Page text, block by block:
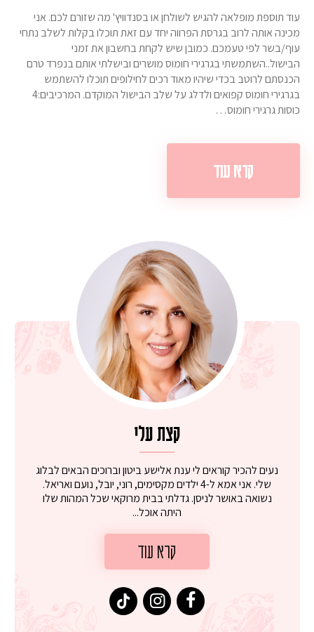
עוד תוספת מופלאה להגיש לשולחן או בסנדוויץ' מה שזורם לכם. אני
מכינה אותה לרוב בגרסת הפרווה יחד עם זאת תוכלו בקלות לשלב נתחי
עוף/בשר לפי טעמכם. כמובן שיש לקחת בחשבון את זמני
הבישול..השתמשתי בגרגירי חומוס מושרים ובישלתי אותם בנפרד טרם
הכנסתם לרוטב בכדי שיהיו מאוד רכים לחילופים תוכלו להשתמש
בגרגירי חומוס קפואים ולדלג על שלב הבישול המוקדם. המרכיבים:4
כוסות גרגירי חומוס…
קרא עוד
קצת עלי
נעים להכיר קוראים לי ענת אלישע ביטון וברוכים הבאים לבלוג
שלי. אני אמא ל-4 ילדים מקסימים, רוני, יובל, נועם ואריאל.
נשואה באושר לניסן. גדלתי בבית מרוקאי שכל המהות שלו
היתה אוכל...
קרא עוד